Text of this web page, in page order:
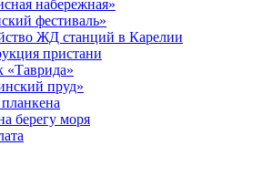
набережная»
фестиваль»
ЖД станций в Карелии
пристани
«Таврида»
пруд»
берегу моря